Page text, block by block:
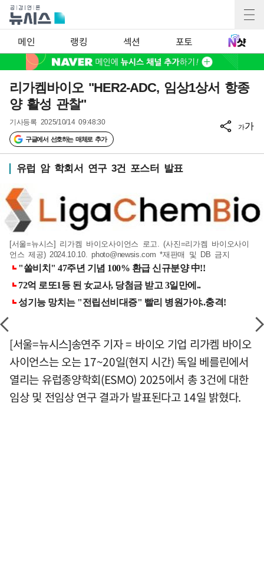
메인 랭킹 섹션 포토
리가켐바이오 "HER2-ADC, 임상1상서 항종
양 활성 관찰"
기사등록 2025/10/14 09:48:30
구글에서 선호하는 매체로 추가
가가
유럽 암 학회서 연구 3건 포스터 발표
[서울=뉴시스] 리가켐 바이오사이언스 로고. (사진=리가켐 바이오사이
언스 제공) 2024.10.10.photo@newsis.com *재판매 및 DB 금지
[서울=뉴시스]송연주 기자 = 바이오 기업 리가켐 바이오
사이언스는 오는 17~20일(현지 시간) 독일 베를린에서
열리는 유럽종양학회(ESMO) 2025에서 총 3건에 대한
임상 및 전임상 연구 결과가 발표된다고 14일 밝혔다.